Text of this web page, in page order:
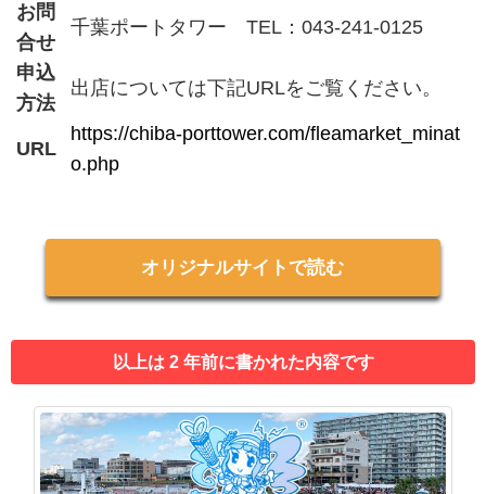
お問
合せ
千葉ポートタワー TEL：043-241-0125
申込
方法
出店については下記URLをご覧ください。
URL
https://chiba-porttower.com/fleamarket_minat
o.php
オリジナルサイトで読む
以上は 2 年前に書かれた内容です